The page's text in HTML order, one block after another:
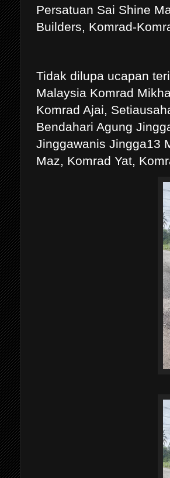
Persatuan Sai Shine
Builders, Komrad-
Tidak dilupa ucapan
Malaysia Komrad
Komrad Ajai,
Bendahari Agung
Jinggawanis Jingga13
Maz, Komrad Yat,